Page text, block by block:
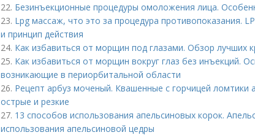
22. Безинъекционные процедуры омоложения лица.
23. Lpg массаж, что это за процедура противопоказания.
и принцип действия
24. Как избавиться от морщин под глазами. Обзор лучших
25. Как избавиться от морщин вокруг глаз без инъекций.
возникающие в периорбитальной области
26. Рецепт арбуз моченый. Квашенные с горчицей ломтики
острые и резкие
27. 13 способов использования апельсиновых корок.
использования апельсиновой цедры